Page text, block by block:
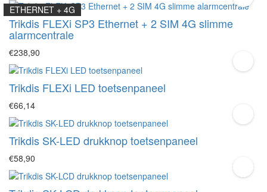
ETHERNET + 4G
Trikdis FLEXi SP3 Ethernet + 2 SIM 4G slimme
alarmcentrale
€238,90
Trikdis FLEXi LED toetsenpaneel
€66,14
Trikdis SK-LED drukknop toetsenpaneel
€58,90